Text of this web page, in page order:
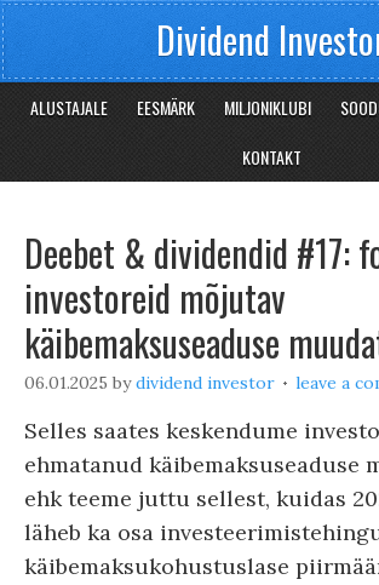
Dividend
ALUSTAJALE EESMÄRK MILJONIKLUBI
KONTAKT
Deebet & dividendid #17:
investoreid mõjutav
käibemaksuseaduse
06.01.2025 bydividend investor leave a
Selles saates keskendume
ehmatanud käibemaksuseaduse
ehk teeme juttu sellest, kuidas
läheb ka osa
käibemaksukohustuslase